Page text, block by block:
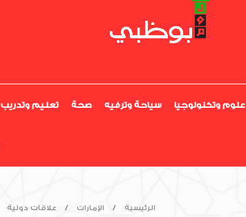
تعليم وتدريب صحة سياحة وترفيه علوم وتكنولوجيا
الرئيسية الإمارات علاقات دولية